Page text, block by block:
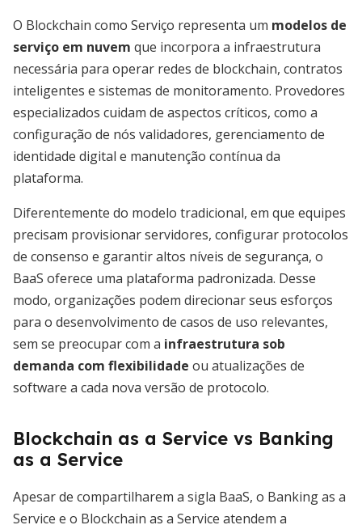
O Blockchain como Serviço representa um modelos de
serviço em nuvem que incorpora a infraestrutura
necessária para operar redes de blockchain, contratos
inteligentes e sistemas de monitoramento. Provedores
especializados cuidam de aspectos críticos, como a
configuração de nós validadores, gerenciamento de
identidade digital e manutenção contínua da
plataforma.
Diferentemente do modelo tradicional, em que equipes
precisam provisionar servidores, configurar protocolos
de consenso e garantir altos níveis de segurança, o
BaaS oferece uma plataforma padronizada. Desse
modo, organizações podem direcionar seus esforços
para o desenvolvimento de casos de uso relevantes,
sem se preocupar com a infraestrutura sob
demanda com flexibilidade ou atualizações de
software a cada nova versão de protocolo.
Blockchain as a Service vs Banking
as a Service
Apesar de compartilharem a sigla BaaS, o Banking as a
Service e o Blockchain as a Service atendem a